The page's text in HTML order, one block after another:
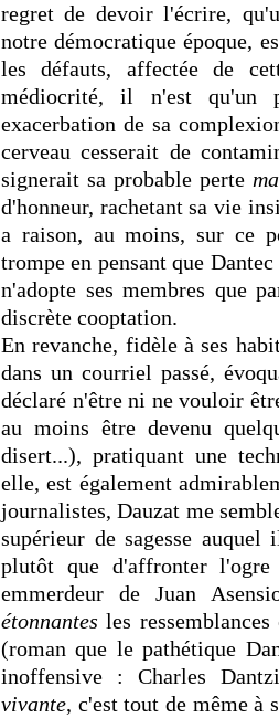
regret de devoir l'écrire,
notre démocratique époque,
les défauts, affectée de
médiocrité, il n'est qu'un
exacerbation de sa
cerveau cesserait de
signerait sa probable perte
d'honneur, rachetant sa vie
a raison, au moins, sur ce
trompe en pensant que
n'adopte ses membres que
discrète cooptation.
En revanche, fidèle à ses
dans un courriel passé,
déclaré n'être ni ne vouloir
au moins être devenu
disert...), pratiquant une
elle, est également
journalistes, Dauzat me
supérieur de sagesse
plutôt que d'affronter l'ogre
emmerdeur de Juan
étonnantes les
(roman que le pathétique
inoffensive : Charles
vivante, c'est tout de même à